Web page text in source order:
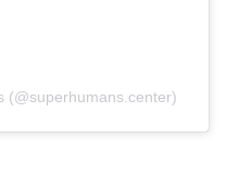
(@superhumans.center)